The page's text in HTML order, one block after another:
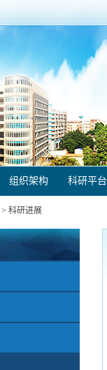
组织架构 科研平台
> 科研进展